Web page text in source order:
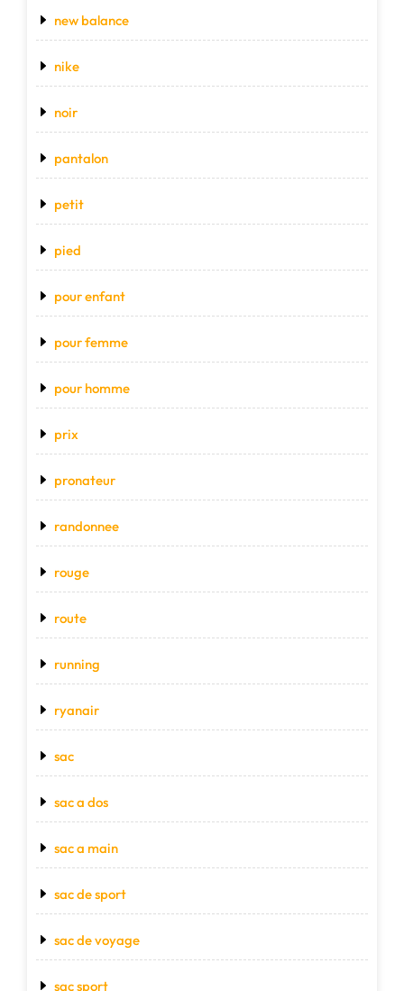
new balance
nike
noir
pantalon
petit
pied
pour enfant
pour femme
pour homme
prix
pronateur
randonnee
rouge
route
running
ryanair
sac
sac a dos
sac a main
sac de sport
sac de voyage
sac sport